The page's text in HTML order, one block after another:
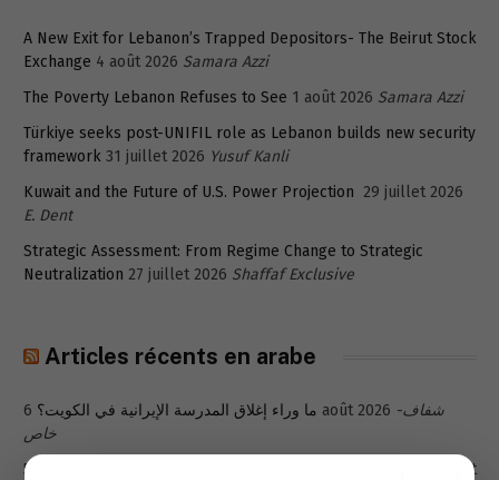
A New Exit for Lebanon’s Trapped Depositors- The Beirut Stock
Exchange 4 août 2026 Samara Azzi
The Poverty Lebanon Refuses to See 1 août 2026 Samara Azzi
Türkiye seeks post-UNIFIL role as Lebanon builds new security
framework 31 juillet 2026 Yusuf Kanli
Kuwait and the Future of U.S. Power Projection 29 juillet 2026
E. Dent
Strategic Assessment: From Regime Change to Strategic
Neutralization 27 juillet 2026 Shaffaf Exclusive
Articles récents en arabe
ما وراء إغلاق المدرسة الإيرانية في الكويت؟ 6 août 2026 شفاف-
خاص
5 août